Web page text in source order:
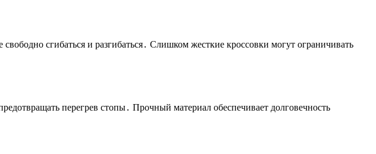
сгибаться и разгибаться․ Слишком жесткие кроссовки могут ограничивать
перегрев стопы․ Прочный материал обеспечивает долговечность